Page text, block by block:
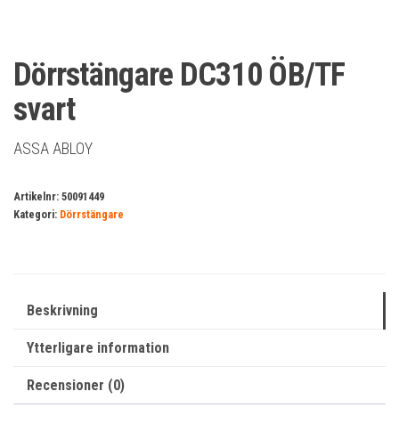
Dörrstängare DC310 ÖB/TF
svart
ASSA ABLOY
Artikelnr: 50091449
Kategori: Dörrstängare
Beskrivning
Ytterligare information
Recensioner (0)